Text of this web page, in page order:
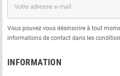
Vous pouvez vous désinscrire à tout
informations de contact dans les
INFORMATION